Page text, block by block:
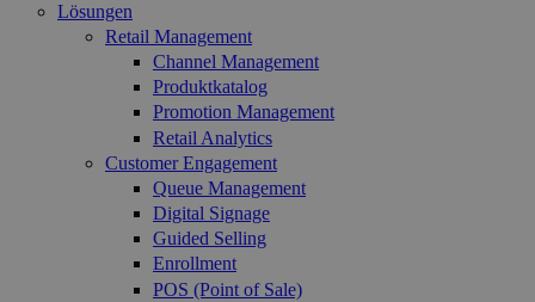
Lösungen
Retail Management
Channel Management
Produktkatalog
Promotion Management
Retail Analytics
Customer Engagement
Queue Management
Digital Signage
Guided Selling
Enrollment
POS (Point of Sale)